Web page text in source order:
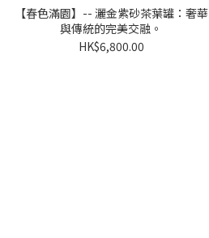
【春色滿園】-- 灑金紫砂茶葉罐：奢華
與傳統的完美交融。
HK$6,800.00